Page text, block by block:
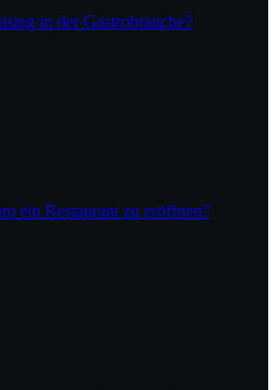
in der Gastrobranche?
ein Restaurant zu eröffnen?